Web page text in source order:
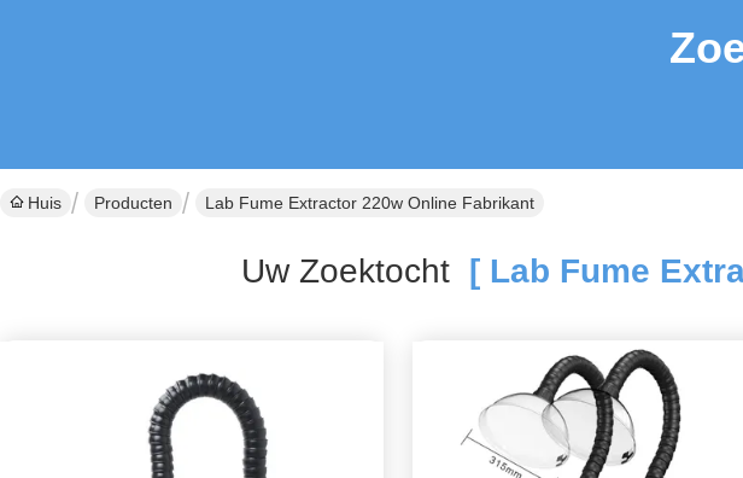
Huis Producten Lab Fume Extractor 220w Online Fabrikant
Uw Zoektocht [ Lab Fume